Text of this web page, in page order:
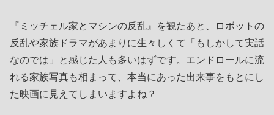
『ミッチェル家とマシンの反乱』を観たあと、ロボットの
反乱や家族ドラマがあまりに生々しくて「もしかして実話
なのでは」と感じた人も多いはずです。エンドロールに流
れる家族写真も相まって、本当にあった出来事をもとにし
た映画に見えてしまいますよね？